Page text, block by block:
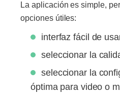
La aplicación es simple,
opciones útiles:
interfaz fácil de
seleccionar la
seleccionar la
óptima para video o